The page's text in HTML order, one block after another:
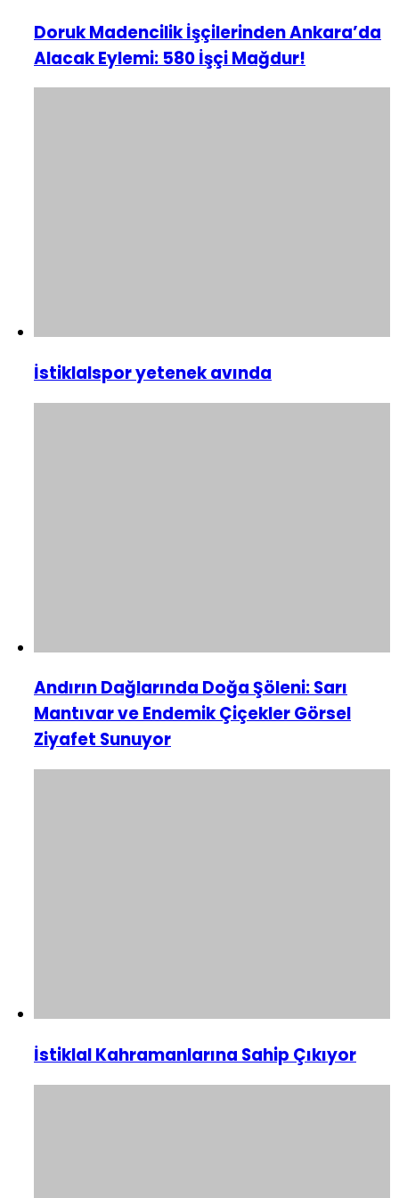
Doruk Madencilik İşçilerinden Ankara’da
Alacak Eylemi: 580 İşçi Mağdur!
İstiklalspor yetenek avında
Andırın Dağlarında Doğa Şöleni: Sarı
Mantıvar ve Endemik Çiçekler Görsel
Ziyafet Sunuyor
İstiklal Kahramanlarına Sahip Çıkıyor